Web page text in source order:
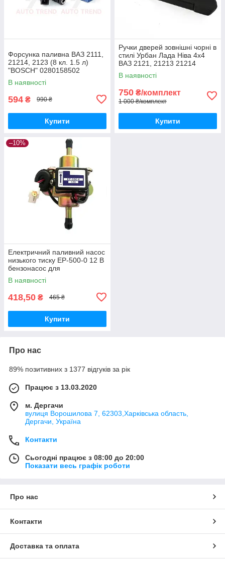
Форсунка паливна ВАЗ 2111,
21214, 2123 (8 кл. 1.5 л)
"BOSCH" 0280158502
В наявності
594 ₴ 990 ₴
Купити
Ручки дверей зовнішні чорні в
стилі Урбан Лада Ніва 4х4
ВАЗ 2121, 21213 21214
В наявності
750 ₴/комплект
1 000 ₴/комплект
Купити
–10%
Електричний паливний насос
низького тиску EP-500-0 12 В
бензонасос для
перекачування палива
дизеля бензину
В наявності
418,50 ₴ 465 ₴
Купити
Про нас
89% позитивних з 1377 відгуків за рік
Працює з 13.03.2020
м. Дергачи
вулиця Ворошилова 7, 62303,Харківська область,
Дергачи, Україна
Контакти
Сьогодні працює з 08:00 до 20:00
Показати весь графік роботи
Про нас
Контакти
Доставка та оплата